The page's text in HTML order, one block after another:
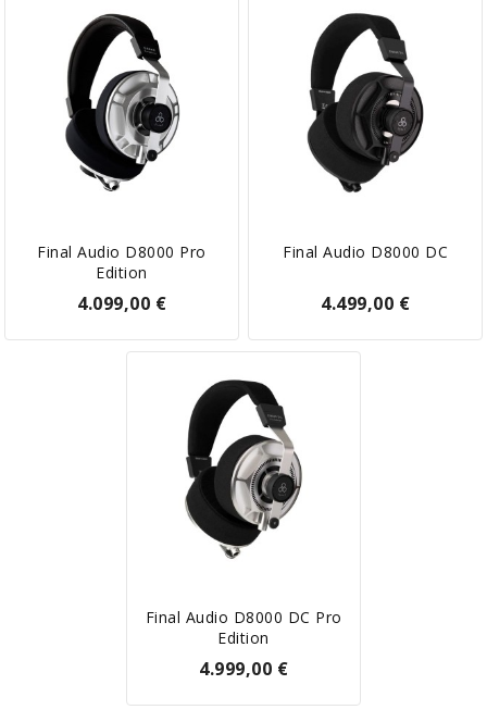
Final Audio D8000 Pro
Edition
4.099,00 €
Final Audio D8000 DC
4.499,00 €
Final Audio D8000 DC Pro
Edition
4.999,00 €